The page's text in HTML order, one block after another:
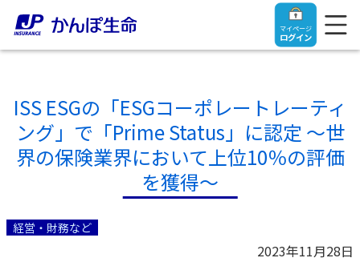
マイページ
ログイン
トップ
ご契約者さま
保険をご検討中のお客さま
ISS ESGの「ESGコーポレートレーティ
ング」で「Prime Status」に認定 ～世
界の保険業界において上位10％の評価
を獲得～
経営・財務など
2023年11月28日